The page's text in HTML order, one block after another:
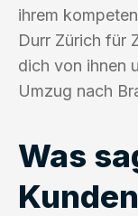
ihrem
Durr Zürich für
dich von ihnen
Umzug nach
Was